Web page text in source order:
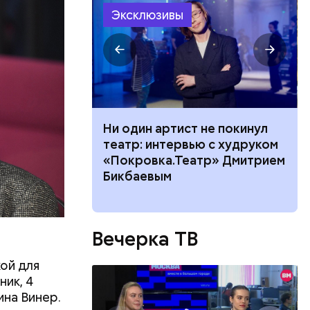
для
4
Винер.
Эксклюзивы
риска:
Ни один артист не покинул
театр: интервью с худруком
«Покровка.Театр» Дмитрием
Бикбаевым
Вечерка ТВ